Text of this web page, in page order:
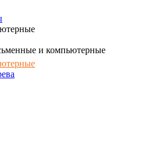
и компьютерные